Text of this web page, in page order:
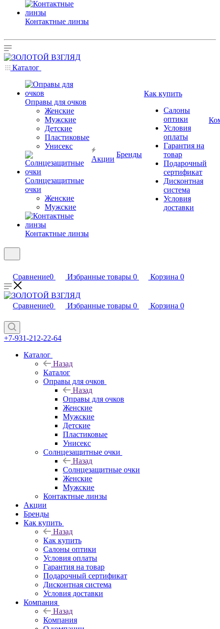
Контактные линзы
Каталог
Оправы для очков
Женские
Мужские
Детские
Пластиковые
Унисекс
Солнцезащитные
очки
Женские
Мужские
Контактные линзы
Акции
Бренды
Как купить
Салоны
оптики
Условия
оплаты
Гарантия на
товар
Подарочный
сертификат
Дисконтная
система
Условия
доставки
Сравнение0 Избранные товары 0 Корзина 0
Сравнение0 Избранные товары 0 Корзина 0
+7-931-212-22-64
Каталог
Назад
Каталог
Оправы для очков
Назад
Оправы для очков
Женские
Мужские
Детские
Пластиковые
Унисекс
Солнцезащитные очки
Назад
Солнцезащитные очки
Женские
Мужские
Контактные линзы
Акции
Бренды
Как купить
Назад
Как купить
Салоны оптики
Условия оплаты
Гарантия на товар
Подарочный сертификат
Дисконтная система
Условия доставки
Компания
Назад
Компания